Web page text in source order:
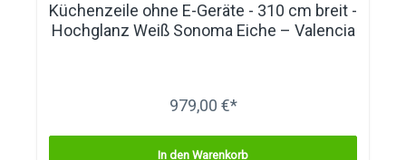
Küchenzeile ohne E-Geräte - 310 cm breit -
Hochglanz Weiß Sonoma Eiche – Valencia
979,00 €*
In den Warenkorb